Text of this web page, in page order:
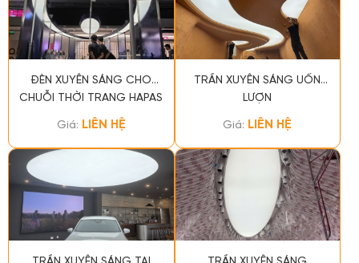
ĐÈN XUYÊN SÁNG CHO
CHUỖI THỜI TRANG HAPAS
Giá: LIÊN HỆ
TRẦN XUYÊN SÁNG UỐN
LƯỢN
Giá: LIÊN HỆ